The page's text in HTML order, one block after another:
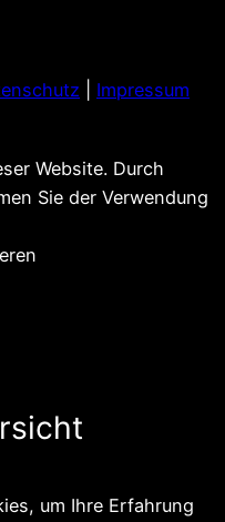
Impressum
Website. Durch
Sie der Verwendung
um Ihre Erfahrung